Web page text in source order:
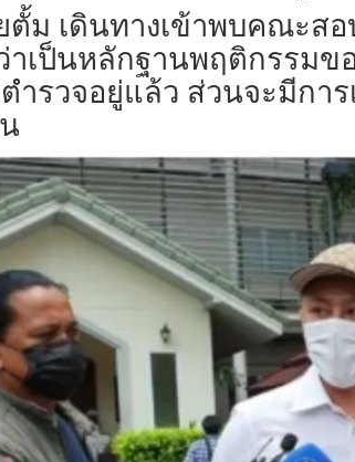
ม เดินทางเข้าพบคณะส
าเป็นหลักฐานพฤติกรรม​
ำรวจอยู่แล้ว​ ส่วนจะมีกา